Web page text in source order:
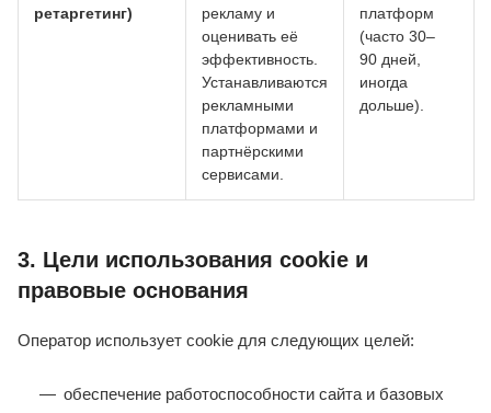
ретаргетинг)
рекламу и
оценивать её
эффективность.
Устанавливаются
рекламными
платформами и
партнёрскими
сервисами.
платформ
(часто 30–
90 дней,
иногда
дольше).
3. Цели использования cookie и
правовые основания
Оператор использует cookie для следующих целей:
обеспечение работоспособности сайта и базовых